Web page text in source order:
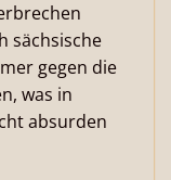
sächsische
gegen die
was in
absurden